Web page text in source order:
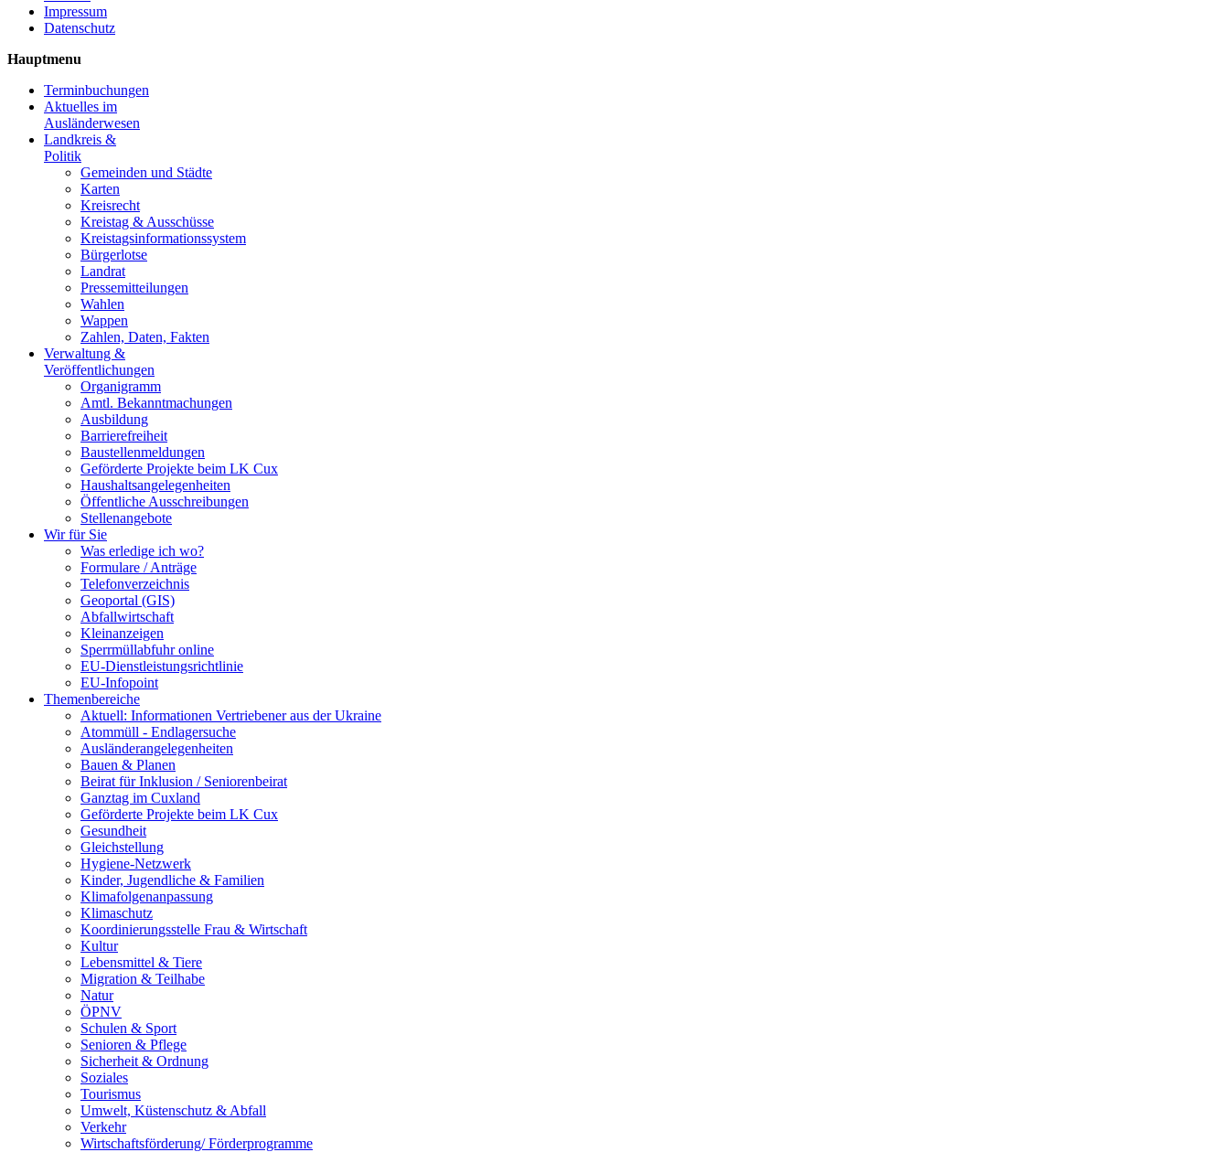
Impressum
Datenschutz
Hauptmenu
Terminbuchungen
Aktuelles im
Ausländerwesen
Landkreis &
Politik
Gemeinden und Städte
Karten
Kreisrecht
Kreistag & Ausschüsse
Kreistagsinformationssystem
Bürgerlotse
Landrat
Pressemitteilungen
Wahlen
Wappen
Zahlen, Daten, Fakten
Verwaltung &
Veröffentlichungen
Organigramm
Amtl. Bekanntmachungen
Ausbildung
Barrierefreiheit
Baustellenmeldungen
Geförderte Projekte beim LK Cux
Haushaltsangelegenheiten
Öffentliche Ausschreibungen
Stellenangebote
Wir für Sie
Was erledige ich wo?
Formulare / Anträge
Telefonverzeichnis
Geoportal (GIS)
Abfallwirtschaft
Kleinanzeigen
Sperrmüllabfuhr online
EU-Dienstleistungsrichtlinie
EU-Infopoint
Themenbereiche
Aktuell: Informationen Vertriebener aus der Ukraine
Atommüll - Endlagersuche
Ausländerangelegenheiten
Bauen & Planen
Beirat für Inklusion / Seniorenbeirat
Ganztag im Cuxland
Geförderte Projekte beim LK Cux
Gesundheit
Gleichstellung
Hygiene-Netzwerk
Kinder, Jugendliche & Familien
Klimafolgenanpassung
Klimaschutz
Koordinierungsstelle Frau & Wirtschaft
Kultur
Lebensmittel & Tiere
Migration & Teilhabe
Natur
ÖPNV
Schulen & Sport
Senioren & Pflege
Sicherheit & Ordnung
Soziales
Tourismus
Umwelt, Küstenschutz & Abfall
Verkehr
Wirtschaftsförderung/ Förderprogramme